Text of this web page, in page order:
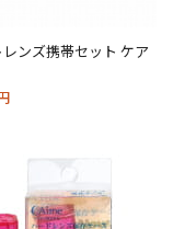
ンズ携帯セット ケア